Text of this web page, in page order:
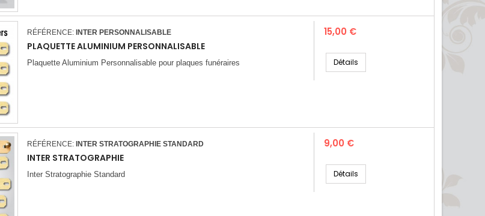
RÉFÉRENCE: INTER PERSONNALISABLE
PLAQUETTE ALUMINIUM PERSONNALISABLE
Plaquette Aluminium Personnalisable pour plaques funéraires
Prix
15,00 €
Détails
RÉFÉRENCE: INTER STRATOGRAPHIE STANDARD
INTER STRATOGRAPHIE
Inter Stratographie Standard
Prix
9,00 €
Détails